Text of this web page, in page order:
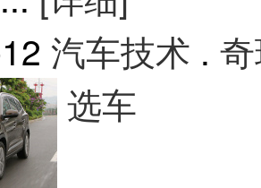
汽车技术 .
选车